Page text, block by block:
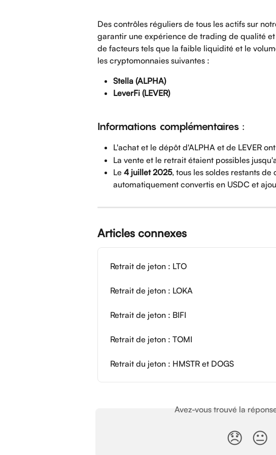
Des contrôles réguliers de tous les actifs sur
garantir une expérience de trading de qualité
de facteurs tels que la faible liquidité et le
les cryptomonnaies suivantes :
Stella (ALPHA)
LeverFi (LEVER)
Informations complémentaires :
L'achat et le dépôt d'ALPHA et de LEVER
La vente et le retrait étaient possibles
Le 4 juillet 2025, tous les soldes restants
automatiquement convertis en USDC et
Articles connexes
Retrait de jeton : LTO
Retrait de jeton : LOKA
Retrait de jeton : BIFI
Retrait de jeton : TOMI
Retrait du jeton : HMSTR et DOGS
Avez-vous trouvé la
😞 😐